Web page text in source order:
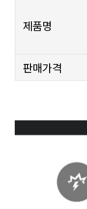
제품명
판매가격